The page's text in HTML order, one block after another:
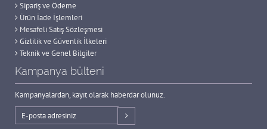
Sipariş ve Ödeme
Ürün İade İşlemleri
Mesafeli Satış Sözleşmesi
Gizlilik ve Güvenlik İlkeleri
Teknik ve Genel Bilgiler
Kampanya bülteni
Kampanyalardan, kayıt olarak haberdar olunuz.